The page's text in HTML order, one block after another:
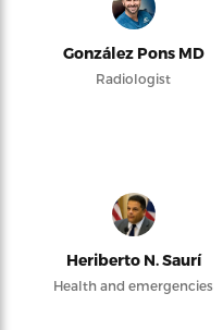
González Pons MD
Radiologist
Heriberto N. Saurí
Health and emergencies